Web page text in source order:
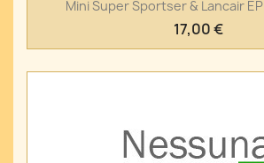
Mini Super Sportser & Lancair
17,00 €